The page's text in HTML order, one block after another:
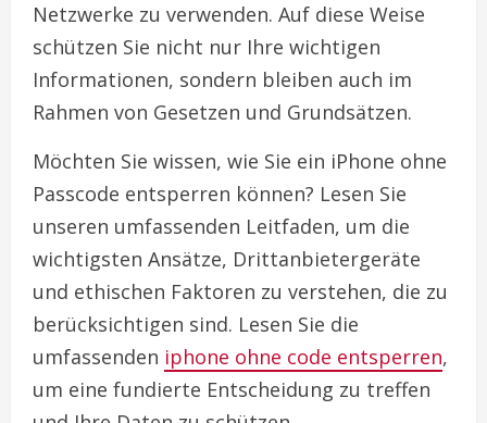
Netzwerke zu verwenden. Auf diese Weise
schützen Sie nicht nur Ihre wichtigen
Informationen, sondern bleiben auch im
Rahmen von Gesetzen und Grundsätzen.
Möchten Sie wissen, wie Sie ein iPhone ohne
Passcode entsperren können? Lesen Sie
unseren umfassenden Leitfaden, um die
wichtigsten Ansätze, Drittanbietergeräte
und ethischen Faktoren zu verstehen, die zu
berücksichtigen sind. Lesen Sie die
umfassenden iphone ohne code entsperren,
um eine fundierte Entscheidung zu treffen